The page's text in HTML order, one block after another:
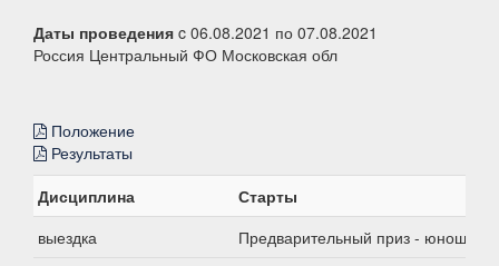
Даты проведения c 06.08.2021 по 07.08.2021
Россия Центральный ФО Московская обл
Положение
Результаты
Дисциплина
Старты
выездка
Предварительный приз - юноши